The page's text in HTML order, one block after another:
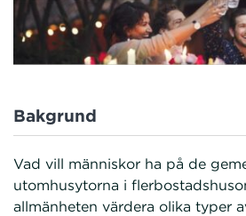
Bakgrund
Vad vill människor ha på de
utomhusytorna i
allmänheten värdera olika typer